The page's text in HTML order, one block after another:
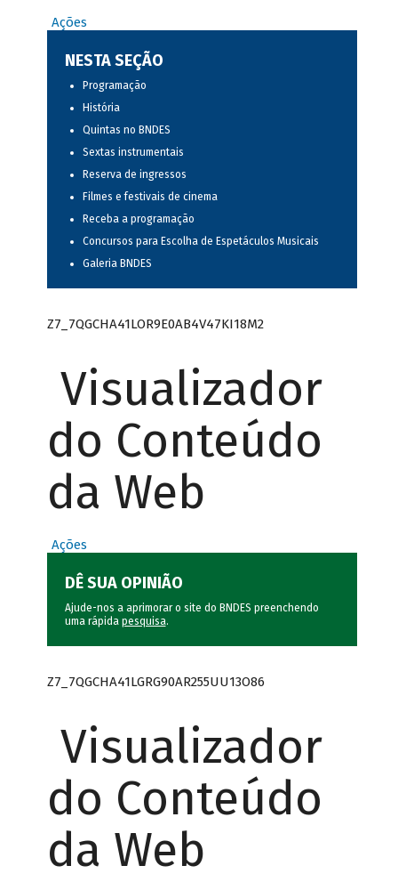
Ações
NESTA SEÇÃO
Programação
História
Quintas no BNDES
Sextas instrumentais
Reserva de ingressos
Filmes e festivais de cinema
Receba a programação
Concursos para Escolha de Espetáculos Musicais
Galeria BNDES
Z7_7QGCHA41LOR9E0AB4V47KI18M2
Visualizador
do Conteúdo
da Web
Ações
DÊ SUA OPINIÃO
Ajude-nos a aprimorar o site do BNDES preenchendo
uma rápida pesquisa.
Z7_7QGCHA41LGRG90AR255UU13O86
Visualizador
do Conteúdo
da Web